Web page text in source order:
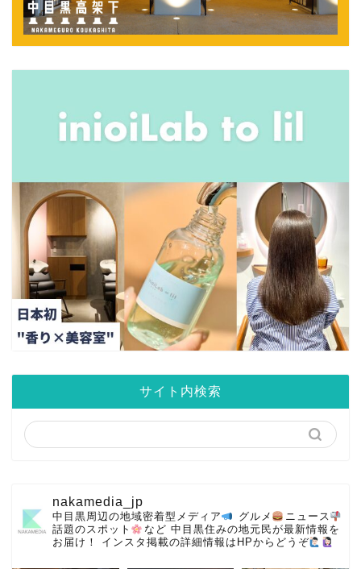
サイト内検索
nakamedia_jp
中目黒周辺の地域密着型メディア グルメ
ニュース
話題のスポット
など 中目黒住みの地元民が最新情報を
お届け！
インスタ掲載の詳細情報はHPからどうぞ